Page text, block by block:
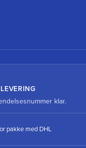
klar.
pakke med DHL